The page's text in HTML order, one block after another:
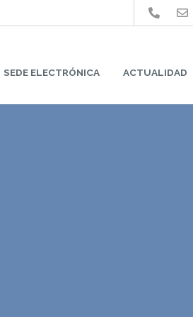
SEDE ELECTRÓNICA ACTUALIDAD
Buscar